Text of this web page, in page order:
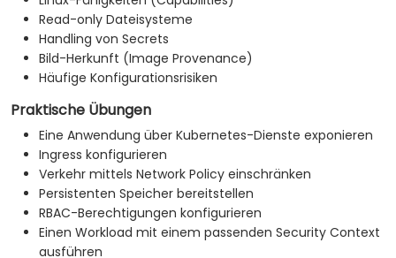
Read-only Dateisysteme
Handling von Secrets
Bild-Herkunft (Image Provenance)
Häufige Konfigurationsrisiken
Praktische Übungen
Eine Anwendung über Kubernetes-Dienste exponieren
Ingress konfigurieren
Verkehr mittels Network Policy einschränken
Persistenten Speicher bereitstellen
RBAC-Berechtigungen konfigurieren
Einen Workload mit einem passenden Security Context
ausführen